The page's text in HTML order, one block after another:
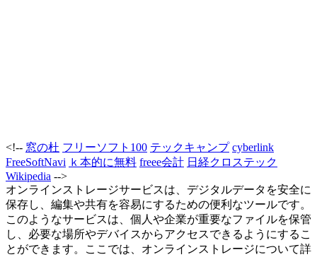
<!-- 窓の杜 フリーソフト100 テックキャンプ cyberlink
FreeSoftNavi ｋ本的に無料 freee会計 日経クロステック
Wikipedia -->
オンラインストレージサービスは、デジタルデータを安全に
保存し、編集や共有を容易にするための便利なツールです。
このようなサービスは、個人や企業が重要なファイルを保管
し、必要な場所やデバイスからアクセスできるようにするこ
とができます。ここでは、オンラインストレージについて詳